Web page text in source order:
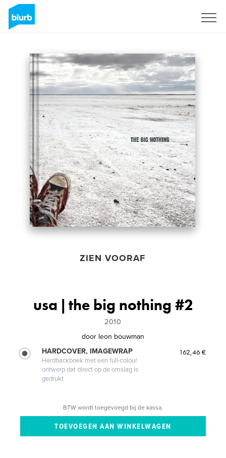
ZIEN VOORAF
usa | the big nothing #2
2010
door leon bouwman
HARDCOVER, IMAGEWRAP
Hardbackboek met een full-colour
ontwerp dat direct op de omslag is
gedrukt
162,46 €
BTW wordt toegevoegd bij de kassa.